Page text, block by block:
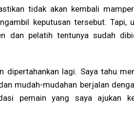
tidak akan kembali
keputusan tersebut. Tapi,
dan pelatih tentunya sudah
dipertahankan lagi. Saya tahu
mudah-mudahan berjalan
pemain yang saya ajukan